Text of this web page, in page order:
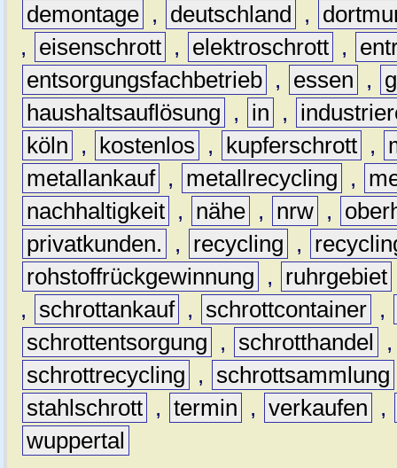
demontage , deutschland ,
,
eisenschrott , elektroschrott ,
entsorgungsfachbetrieb , essen ,
haushaltsauflösung
, in ,
köln
, kostenlos , kupferschrott ,
metallankauf , metallrecycling ,
nachhaltigkeit , nähe , nrw ,
privatkunden.
, recycling ,
rohstoffrückgewinnung
, ruhrgebiet
,
schrottankauf , schrottcontainer ,
schrottentsorgung
, schrotthandel
schrottrecycling
, schrottsammlung
stahlschrott , termin , verkaufen
,
wuppertal